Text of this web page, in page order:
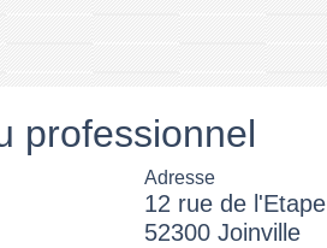
professionnel
Adresse
12 rue de l'Etape
52300 Joinville